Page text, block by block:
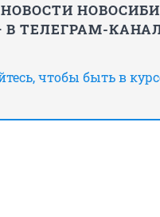
В ТЕЛЕГРАМ-
чтобы быть в